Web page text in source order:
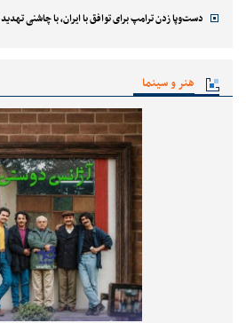
دست‌وپا زدن ترامپ برای توافق با ایران، با چاشنی تهدید
هنر و سینما